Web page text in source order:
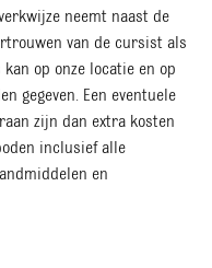
neemt naast de
van de cursist als
op onze locatie en op
gegeven. Een eventuele
zijn dan extra kosten
inclusief alle
en